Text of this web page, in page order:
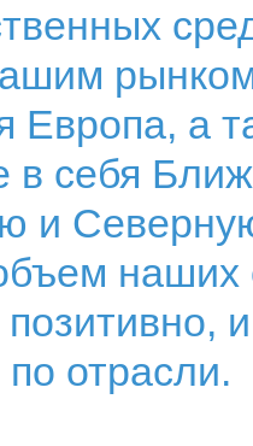
Европа, а
себя
и
наших
позитивно,
отрасли.